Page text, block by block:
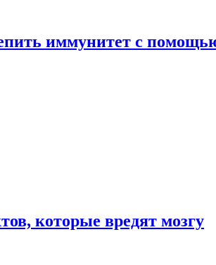
иммунитет с
которые вредят мозгу